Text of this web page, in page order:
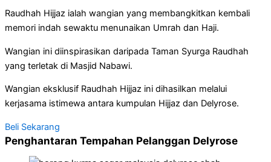
Raudhah Hijjaz ialah wangian yang membangkitkan kembali
memori indah sewaktu menunaikan Umrah dan Haji.
Wangian ini diinspirasikan daripada Taman Syurga Raudhah
yang terletak di Masjid Nabawi.
Wangian eksklusif Raudhah Hijjaz ini dihasilkan melalui
kerjasama istimewa antara kumpulan Hijjaz dan Delyrose.
Beli Sekarang
Penghantaran Tempahan Pelanggan Delyrose